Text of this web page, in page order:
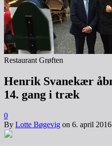
Restaurant Grøften
Henrik Svanekær
14. gang i træk
0
By Lotte Bøgevig on 6. april 2016